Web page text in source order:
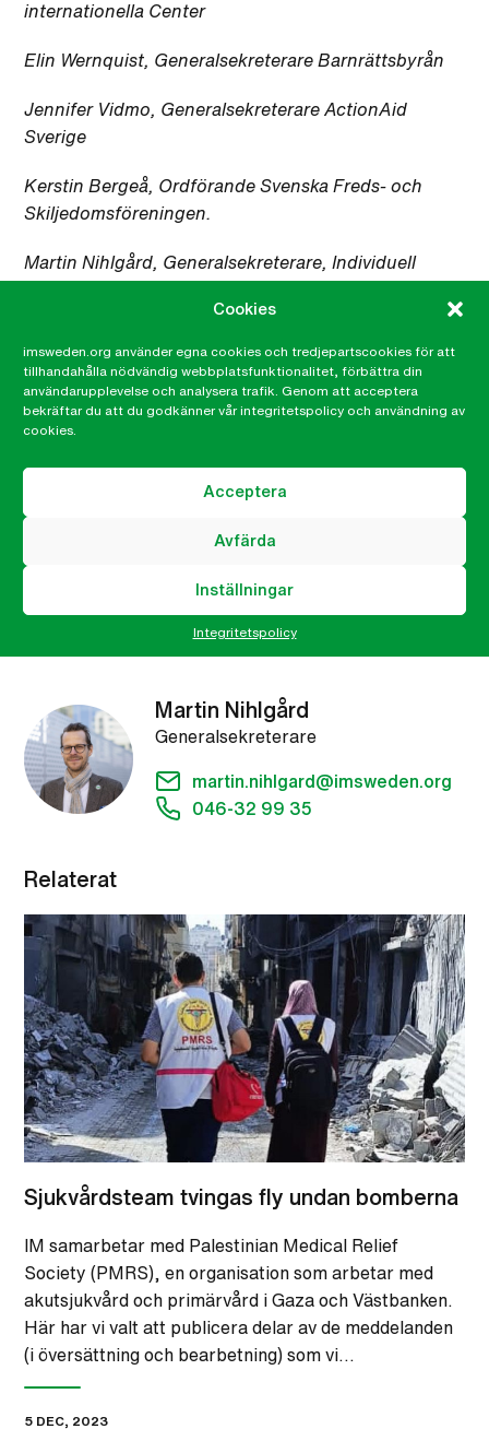
Cookies
imsweden.org använder egna cookies och tredjepartscookies för att
tillhandahålla nödvändig webbplatsfunktionalitet, förbättra din
användarupplevelse och analysera trafik. Genom att acceptera
bekräftar du att du godkänner vår integritetspolicy och användning av
cookies.
Acceptera
Avfärda
Inställningar
Integritetspolicy
internationella Center
Elin Wernquist, Generalsekreterare Barnrättsbyrån
Jennifer Vidmo, Generalsekreterare ActionAid
Sverige
Kerstin Bergeå, Ordförande Svenska Freds- och
Skiljedomsföreningen.
Martin Nihlgård, Generalsekreterare, Individuell
Petra Tötterman Andorff, Generalsekreterare Kvinna
till Kvinna
Shahab Ahmadian, Förbundsordförande MÄN
Farhad Mazi Esfahani, generalsekreterare Clowner
Läs brevet med referenser i sin helhet
Martin Nihlgård
Generalsekreterare
martin.nihlgard@imsweden.org
046-32 99 35
Relaterat
Sjukvårdsteam tvingas fly undan bomberna
IM samarbetar med Palestinian Medical Relief
Society (PMRS), en organisation som arbetar med
akutsjukvård och primärvård i Gaza och Västbanken.
Här har vi valt att publicera delar av de meddelanden
(i översättning och bearbetning) som vi…
5 DEC, 2023